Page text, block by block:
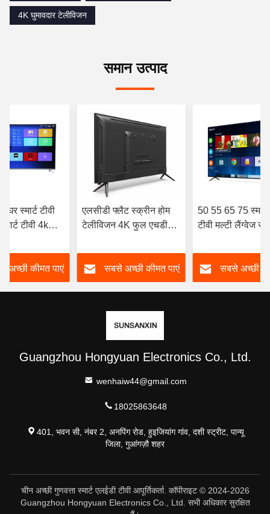
4K घुमावदार टेलीविजन
समान उत्पाद
घर स्मार्ट टीवी
टीवी 4k
अच्छी कीमत पाएं
एलसीडी फ्लैट स्क्रीन होम
टेलीविजन 4K फुल एचडी
टीवी 98 100 105 110 इंच
सबसे अच्छी कीमत पाएं
50 55 65 75 स्मार्ट
टीवी मल्टी लैंग्वेज
सबसे अच्छी
Guangzhou Hongyuan Electronics Co., Ltd.
wenhaiw44@gmail.com
18025863648
401, भवन सी, नंबर 2, अनपिंग रोड, हुइजियांग गांव, दशी स्ट्रीट, पान्यू
जिला, गुआंगज़ौ शहर
चीन अच्छी गुणवत्ता स्मार्ट एलईडी टीवी आपूर्तिकर्ता. कॉपीराइट © 2024-2026
Guangzhou Hongyuan Electronics Co., Ltd. सभी अधिकार सुरक्षित